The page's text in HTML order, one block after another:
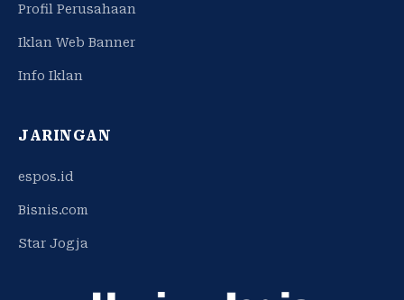
Profil Perusahaan
Iklan Web Banner
Info Iklan
JARINGAN
espos.id
Bisnis.com
Star Jogja